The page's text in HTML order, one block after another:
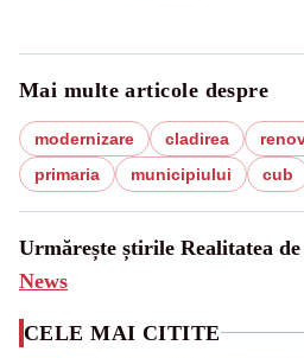
Mai multe articole despre
modernizare cladirea
primaria
municipiului cub
Urmărește știrile Realitatea
News
CELE MAI CITITE